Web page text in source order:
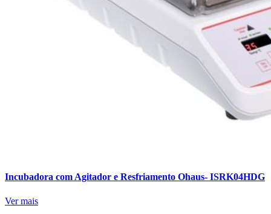
Incubadora com Agitador e Resfriamento Ohaus- ISRK04HDG
Ver mais